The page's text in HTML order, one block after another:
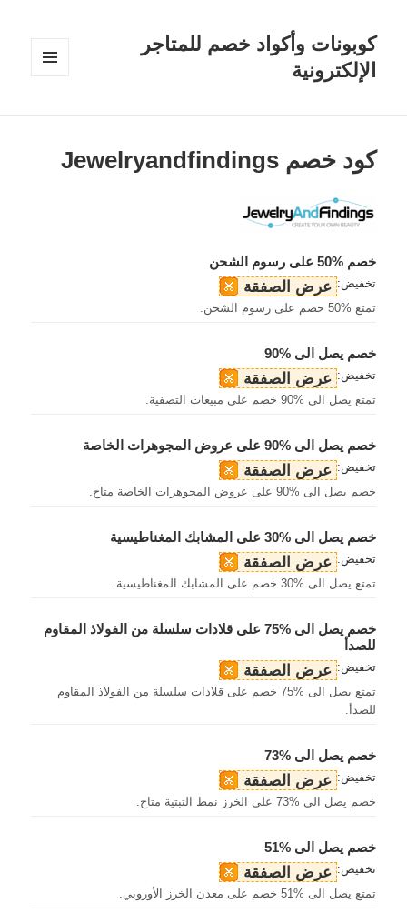
كوبونات وأكواد خصم للمتاجر
الإلكترونية
كود خصم Jewelryandfindings
خصم %50 على رسوم الشحن
تخفيض: عرض الصفقة
تمتع %50 خصم على رسوم الشحن.
خصم يصل الى %90
تخفيض: عرض الصفقة
تمتع يصل الى %90 خصم على مبيعات التصفية.
خصم يصل الى %90 على عروض المجوهرات الخاصة
تخفيض: عرض الصفقة
خصم يصل الى %90 على عروض المجوهرات الخاصة متاح.
خصم يصل الى %30 على المشابك المغناطيسية
تخفيض: عرض الصفقة
تمتع يصل الى %30 خصم على المشابك المغناطيسية.
خصم يصل الى %75 على قلادات سلسلة من الفولاذ المقاوم
للصدأ
تخفيض: عرض الصفقة
تمتع يصل الى %75 خصم على قلادات سلسلة من الفولاذ المقاوم
للصدأ.
خصم يصل الى %73
تخفيض: عرض الصفقة
خصم يصل الى %73 على الخرز نمط التبتية متاح.
خصم يصل الى %51
تخفيض: عرض الصفقة
تمتع يصل الى %51 خصم على معدن الخرز الأوروبي.